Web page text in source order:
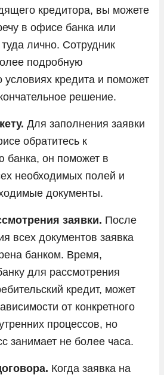
кредитора, вы можете
в офисе банка или
лично. Сотрудник
подробную
кредита и поможет
решение.
Для заполнения заявки
обратитесь к
банка, он поможет в
необходимых полей и
документы.
заявки. После
всех документов заявка
банком. Время,
для рассмотрения
кредит, может
от конкретного
процессов, но
занимает не более часа.
Когда заявка на